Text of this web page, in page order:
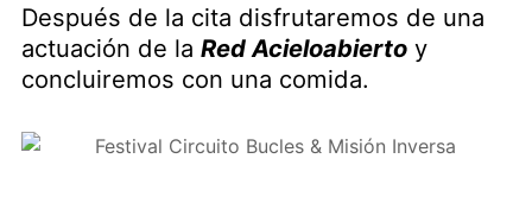
Después de la cita disfrutaremos de una
actuación de la Red Acieloabiertoy
concluiremos con una comida.